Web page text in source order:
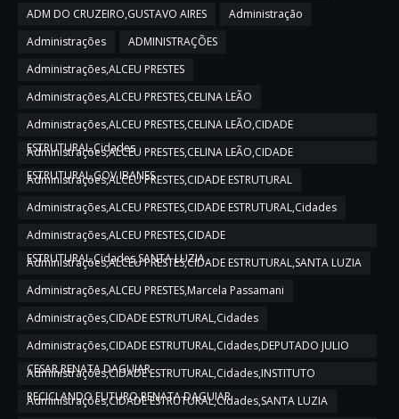
ADM DO CRUZEIRO,GUSTAVO AIRES
Administração
Administrações
ADMINISTRAÇÕES
Administrações,ALCEU PRESTES
Administrações,ALCEU PRESTES,CELINA LEÃO
Administrações,ALCEU PRESTES,CELINA LEÃO,CIDADE
ESTRUTURAL,Cidades
Administrações,ALCEU PRESTES,CELINA LEÃO,CIDADE
ESTRUTURAL,GOV IBANES
Administrações,ALCEU PRESTES,CIDADE ESTRUTURAL
Administrações,ALCEU PRESTES,CIDADE ESTRUTURAL,Cidades
Administrações,ALCEU PRESTES,CIDADE
ESTRUTURAL,Cidades,SANTA LUZIA
Administrações,ALCEU PRESTES,CIDADE ESTRUTURAL,SANTA LUZIA
Administrações,ALCEU PRESTES,Marcela Passamani
Administrações,CIDADE ESTRUTURAL,Cidades
Administrações,CIDADE ESTRUTURAL,Cidades,DEPUTADO JULIO
CESAR,RENATA DAGUIAR
Administrações,CIDADE ESTRUTURAL,Cidades,INSTITUTO
RECICLANDO FUTURO,RENATA DAGUIAR
Administrações,CIDADE ESTRUTURAL,Cidades,SANTA LUZIA